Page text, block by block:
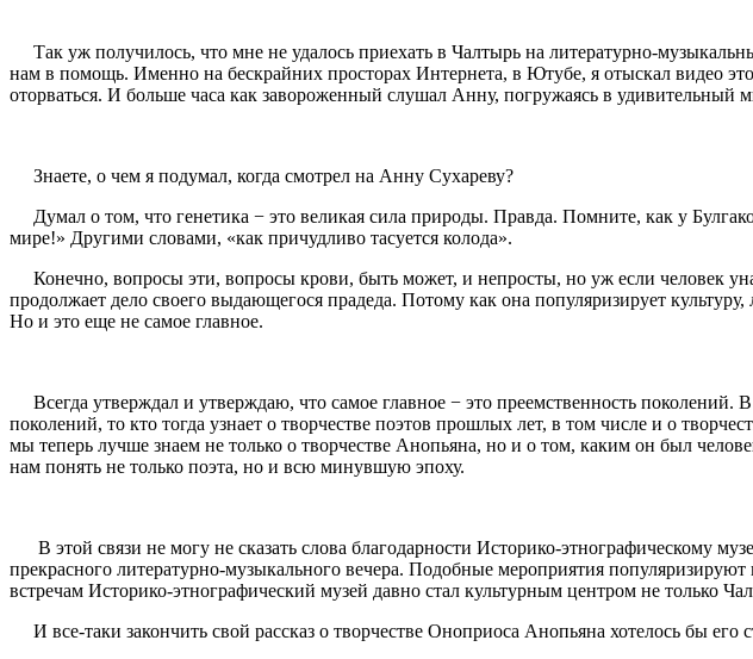
Так уж получилось, что мне не удалось приехать в Чалтырь на литературно-
нам в помощь. Именно на бескрайних просторах Интернета, в Ютубе, я отыскал видео
оторваться. И больше часа как завороженный слушал Анну, погружаясь в удивительный
Знаете, о чем я подумал, когда смотрел на Анну Сухареву?
Думал о том, что генетика − это великая сила природы. Правда. Помните, как у
мире!» Другими словами, «как причудливо тасуется колода».
Конечно, вопросы эти, вопросы крови, быть может, и непросты, но уж если человек
продолжает дело своего выдающегося прадеда. Потому как она популяризирует
Но и это еще не самое главное.
Всегда утверждал и утверждаю, что самое главное − это преемственность
поколений, то кто тогда узнает о творчестве поэтов прошлых лет, в том числе и о
мы теперь лучше знаем не только о творчестве Анопьяна, но и о том, каким он был
нам понять не только поэта, но и всю минувшую эпоху.
В этой связи не могу не сказать слова благодарности Историко-этнографическому
прекрасного литературно-музыкального вечера. Подобные мероприятия
встречам Историко-этнографический музей давно стал культурным центром не только
И все-таки закончить свой рассказ о творчестве Оноприоса Анопьяна хотелось бы его